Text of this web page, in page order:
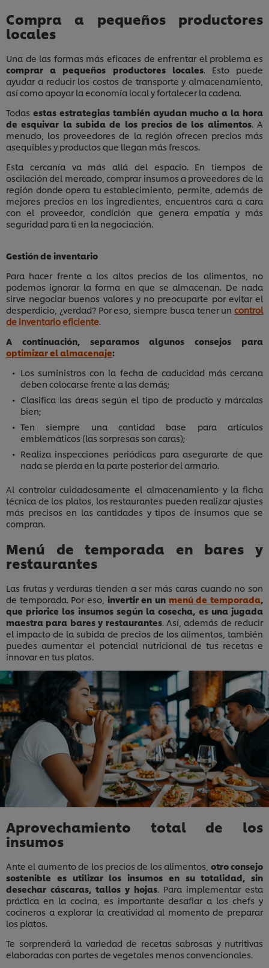
Compra a pequeños productores
locales
Una de las formas más eficaces de enfrentar el problema es
comprar a pequeños productores locales. Esto puede
ayudar a reducir los costos de transporte y almacenamiento,
así como apoyar la economía local y fortalecer la cadena.
Todas estas estrategias también ayudan mucho a la hora
de esquivar la subida de los precios de los alimentos. A
menudo, los proveedores de la región ofrecen precios más
asequibles y productos que llegan más frescos.
Esta cercanía va más allá del espacio. En tiempos de
oscilación del mercado, comprar insumos a proveedores de la
región donde opera tu establecimiento, permite, además de
mejores precios en los ingredientes, encuentros cara a cara
con el proveedor, condición que genera empatía y más
seguridad para ti en la negociación.
Gestión de inventario
Para hacer frente a los altos precios de los alimentos, no
podemos ignorar la forma en que se almacenan. De nada
sirve negociar buenos valores y no preocuparte por evitar el
desperdicio, ¿verdad? Por eso, siempre busca tener un control
de inventario eficiente
A continuación, separamos algunos consejos para
optimizar el almacenaje:
Los suministros con la fecha de caducidad más cercana
deben colocarse frente a las demás;
Clasifica las áreas según el tipo de producto y márcalas
bien;
Ten siempre una cantidad base para artículos
emblemáticos (las sorpresas son caras);
Realiza inspecciones periódicas para asegurarte de que
nada se pierda en la parte posterior del armario.
Al controlar cuidadosamente el almacenamiento y la ficha
técnica de los platos, los restaurantes pueden realizar ajustes
más precisos en las cantidades y tipos de insumos que se
compran.
Menú de temporada en bares y
restaurantes
Las frutas y verduras tienden a ser más caras cuando no son
de temporada. Por eso, invertir en un menú de temporada
que priorice los insumos según la cosecha, es una jugada
maestra para bares y restaurantes. Así, además de reducir
el impacto de la subida de precios de los alimentos, también
puedes aumentar el potencial nutricional de tus recetas e
innovar en tus platos.
Aprovechamiento total de los
insumos
Ante el aumento de los precios de los alimentos, otro consejo
sostenible es utilizar los insumos en su totalidad, sin
desechar cáscaras, tallos y hojas. Para implementar esta
práctica en la cocina, es importante desafiar a los chefs y
cocineros a explorar la creatividad al momento de preparar
los platos.
Te sorprenderá la variedad de recetas sabrosas y nutritivas
elaboradas con partes de vegetales menos convencionales.